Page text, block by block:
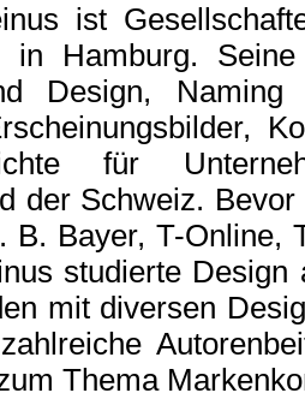
ist
in Hamburg.
Design,
für
der Schweiz.
B. Bayer, T-Online,
studierte
mit diversen
Thema